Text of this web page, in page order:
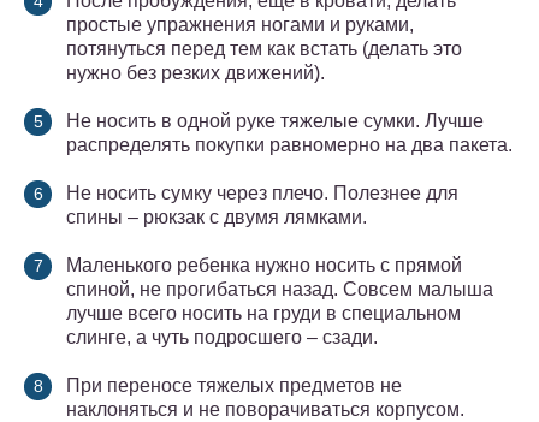
простые упражнения ногами и руками,
потянуться перед тем как встать (делать это
нужно без резких движений).
Не носить в одной руке тяжелые сумки. Лучше
распределять покупки равномерно на два пакета.
Не носить сумку через плечо. Полезнее для
спины – рюкзак с двумя лямками.
Маленького ребенка нужно носить с прямой
спиной, не прогибаться назад. Совсем малыша
лучше всего носить на груди в специальном
слинге, а чуть подросшего – сзади.
При переносе тяжелых предметов не
наклоняться и не поворачиваться корпусом.